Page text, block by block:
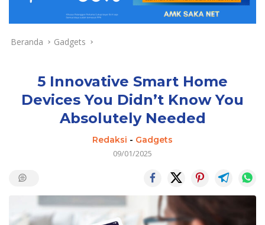
Beranda Gadgets
5 Innovative Smart Home
Devices You Didn’t Know You
Absolutely Needed
Redaksi - Gadgets
09/01/2025